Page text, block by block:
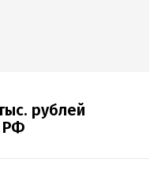
рублей
РФ